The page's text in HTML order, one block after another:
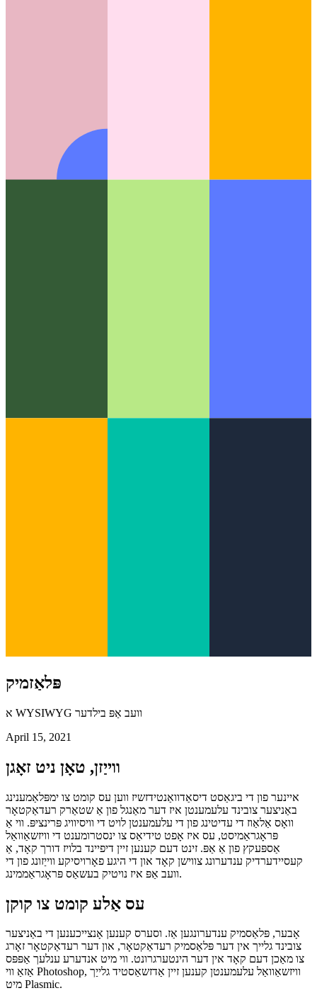
פּלאַזמיק
April 15, 2021
ווייַזן, טאָן ניט זאָגן
איינער פון די ביגאַסט דיסאַדוואַנטידזשיז ווען עס קומט צו ימפּלאַמענינג
באַניצער צובינד עלעמענטן איז דער מאַנגל פון אַ שטאַרק רעדאַקטאָר
וואָס אַלאַוז די עדיטינג פון די עלעמענטן לויט די וויסיוויג פּרינציפּ. ווי אַ
פּראָגראַמיסט, עס איז אָפט טידיאַס צו ינסטרומענט די וויזשאַוואַל
קעסיידערדיק ענדערונג צווישן קאָד און די היגע פאָרויסיקע ווייַזונג פון די
עס אַלע קומט צו קוקן
אָבער, פּלאַסמיק ענדערונגען אַז. וסערס קענען אָנצייכענען די באַניצער
צובינד גלייך אין דער פּלאַסמיק רעדאַקטאָר, און דער רעדאַקטאָר זאָרג